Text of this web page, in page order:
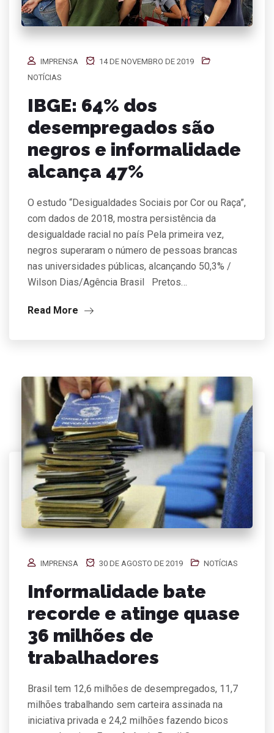
IMPRENSA
14 DE NOVEMBRO DE 2019
NOTÍCIAS
IBGE: 64% dos
desempregados são
negros e informalidade
alcança 47%
O estudo “Desigualdades Sociais por Cor ou Raça”,
com dados de 2018, mostra persistência da
desigualdade racial no país Pela primeira vez,
negros superaram o número de pessoas brancas
nas universidades públicas, alcançando 50,3% /
Wilson Dias/Agência Brasil Pretos…
Read More
IMPRENSA 30 DE AGOSTO DE 2019 NOTÍCIAS
Informalidade bate
recorde e atinge quase
36 milhões de
trabalhadores
Brasil tem 12,6 milhões de desempregados, 11,7
milhões trabalhando sem carteira assinada na
iniciativa privada e 24,2 milhões fazendo bicos